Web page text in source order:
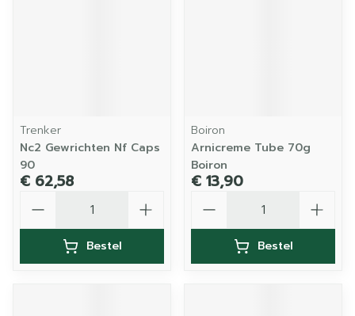
Trenker
Nc2 Gewrichten Nf Caps
90
€ 62,58
Bestel
Boiron
Arnicreme Tube 70g
Boiron
€ 13,90
Bestel